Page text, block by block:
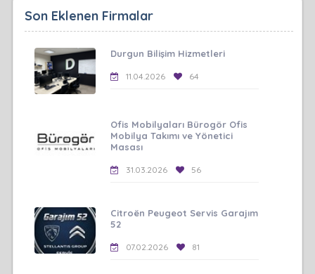
Son Eklenen Firmalar
Durgun Bilişim Hizmetleri
11.04.2026 64
Ofis Mobilyaları Bürogör Ofis
Mobilya Takımı ve Yönetici
Masası
31.03.2026 56
Citroën Peugeot Servis Garajım
52
07.02.2026 81